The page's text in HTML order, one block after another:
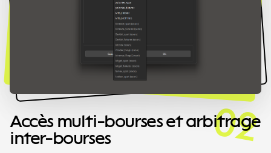
02
Accès multi-bourses et arbitrage
inter-bourses